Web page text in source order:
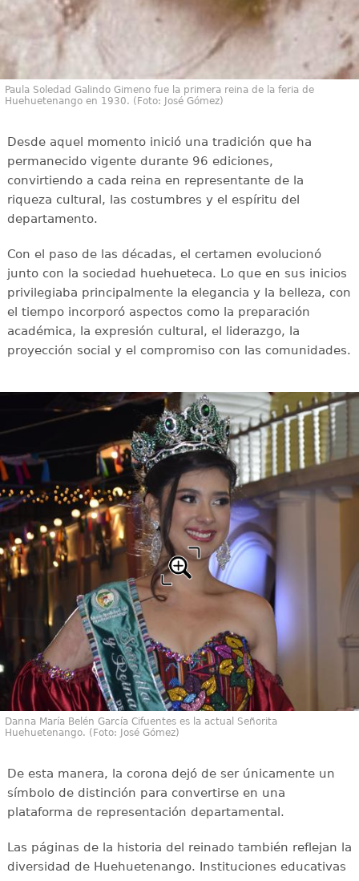
Paula Soledad Galindo Gimeno fue la primera reina de la feria de
Huehuetenango en 1930. (Foto: José Gómez)
Desde aquel momento inició una tradición que ha
permanecido vigente durante 96 ediciones,
convirtiendo a cada reina en representante de la
riqueza cultural, las costumbres y el espíritu del
departamento.
Con el paso de las décadas, el certamen evolucionó
junto con la sociedad huehueteca. Lo que en sus inicios
privilegiaba principalmente la elegancia y la belleza, con
el tiempo incorporó aspectos como la preparación
académica, la expresión cultural, el liderazgo, la
proyección social y el compromiso con las comunidades.
Danna María Belén García Cifuentes es la actual Señorita
Huehuetenango. (Foto: José Gómez)
De esta manera, la corona dejó de ser únicamente un
símbolo de distinción para convertirse en una
plataforma de representación departamental.
Las páginas de la historia del reinado también reflejan la
diversidad de Huehuetenango. Instituciones educativas